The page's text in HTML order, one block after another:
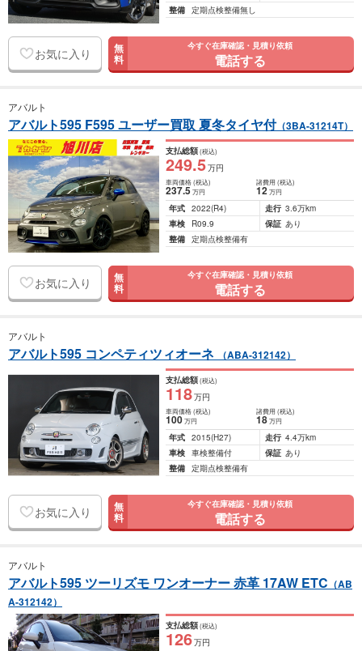
整備 定期点検整備無し
お気に入り 無
料
今すぐ在庫確認・見積り依頼
電話する
アバルト
アバルト595 F595 ユーザー買取 夏冬タイヤ付（3BA-31214T）
支払総額(税込)
249.5万円
車両価格(税込)
237.5万円
諸費用 (税込)
12 万円
年式 2022(R4) 走行 3.6万km
車検
R09.9 保証 あり
整備 定期点検整備有
お気に入り 無
料
今すぐ在庫確認・見積り依頼
電話する
アバルト
アバルト595 コンペティツィオーネ （ABA-312142）
支払総額(税込)
118万円
車両価格(税込)
100万円
諸費用 (税込)
18 万円
年式 2015(H27) 走行 4.4万km
車検 車検整備付 保証 あり
整備 定期点検整備有
お気に入り 無
料
今すぐ在庫確認・見積り依頼
電話する
アバルト
アバルト595 ツーリズモ ワンオーナー 赤革 17AW ETC （AB
A-312142）
支払総額(税込)
126万円